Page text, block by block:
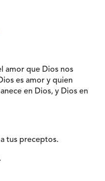
amor que Dios nos
es amor y quien
en Dios, y Dios en
tus preceptos.